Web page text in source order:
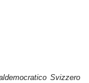
Svizzero